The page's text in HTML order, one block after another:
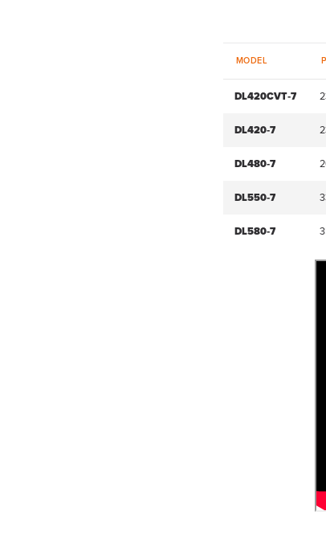
MODEL
DL420CVT‑7
DL420‑7
DL480‑7
DL550‑7
DL580‑7